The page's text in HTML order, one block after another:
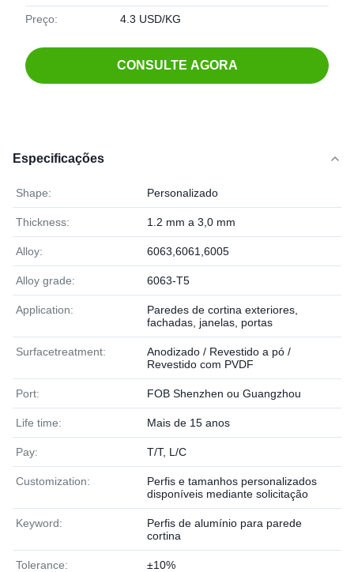
Preço: 4.3 USD/KG
CONSULTE AGORA
Especificações
Shape: Personalizado
Thickness: 1.2 mm a 3,0 mm
Alloy: 6063,6061,6005
Alloy grade: 6063-T5
Application:
Paredes de cortina exteriores,
fachadas, janelas, portas
Surfacetreatment:
Anodizado / Revestido a pó /
Revestido com PVDF
Port: FOB Shenzhen ou Guangzhou
Life time: Mais de 15 anos
Pay: T/T, L/C
Customization:
Perfis e tamanhos personalizados
disponíveis mediante solicitação
Keyword:
Perfis de alumínio para parede
cortina
Tolerance: ±10%